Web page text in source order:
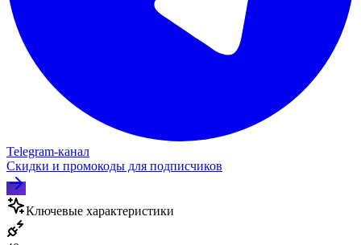
Telegram‑канал
Скидки и промокоды для подписчиков
Ключевые характеристики